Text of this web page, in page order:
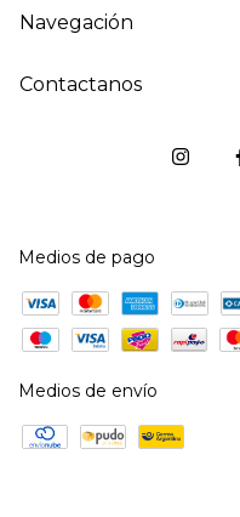
Navegación
Contactanos
Medios de pago
Medios de envío